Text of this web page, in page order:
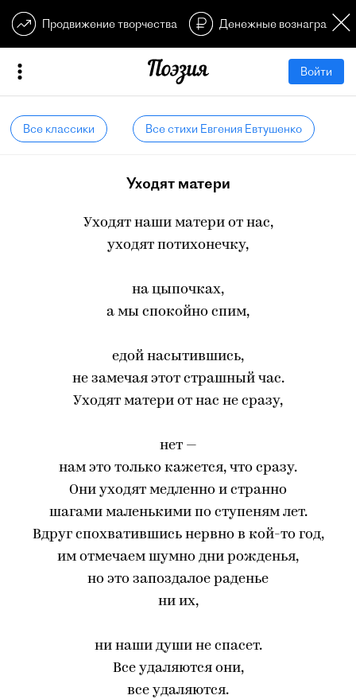
Продвижение творчества Денежные
Войти
Все классики Все стихи Евгения Евтушенко
Уходят матери
Уходят наши матери от нас,
уходят потихонечку,
на цыпочках,
а мы спокойно спим,
едой насытившись,
не замечая этот страшный час.
Уходят матери от нас не сразу,
нет —
нам это только кажется, что сразу.
Они уходят медленно и странно
шагами маленькими по ступеням лет.
Вдруг спохватившись нервно в кой-то год,
им отмечаем шумно дни рожденья,
но это запоздалое раденье
ни их,
ни наши души не спасет.
Все удаляются они,
все удаляются.